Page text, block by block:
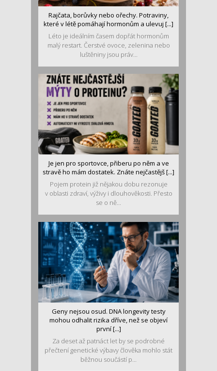
Rajčata, borůvky nebo ořechy. Potraviny,
které v létě pomáhají hormonům a ulevuj [...]
Léto je ideálním časem dopřát hormonům
malý restart. Čerstvé ovoce, zelenina nebo
luštěniny jsou práv...
Je jen pro sportovce, přiberu po něm a ve
stravě ho mám dostatek. Znáte nejčastějš [...]
Pojem protein již nějakou dobu rezonuje
v oblasti zdraví, výživy i dlouhověkosti. Přesto
se o ně...
Geny nejsou osud. DNA longevity testy
mohou odhalit rizika dříve, než se objeví
první [...]
Za deset až patnáct let by se podrobné
přečtení genetické výbavy člověka mohlo stát
běžnou součástí p...